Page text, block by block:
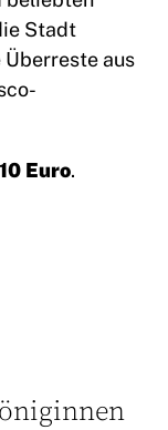
Stadt
Überreste aus
Euro.